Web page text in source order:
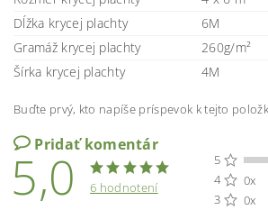
Dĺžka krycej plachty
6M
Gramáž krycej plachty
260g/m²
Šírka krycej plachty
4M
Buďte prvý, kto napíše príspevok k tejto
Pridať komentár
5,0 6 hodnotení
5
4
0x
3
0x